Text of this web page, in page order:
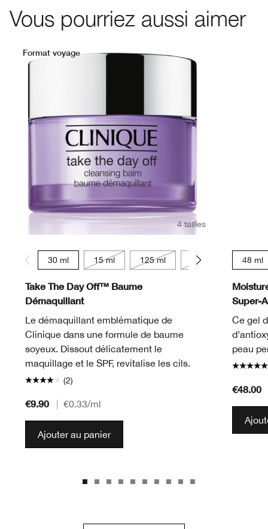
Vous pourriez aussi aimer
Format voyage
4 tailles
30 ml 15 ml 125 ml 200 ml
Take The Day Off™ Baume
Démaquillant
Le démaquillant emblématique de
Clinique dans une formule de baume
soyeux. Dissout délicatement le
maquillage et le SPF, revitalise les cils.
(2)
€9.90 €0.33/ml
Ajouter au panier
48 ml
Super-
Ce gel
peau
€48.00